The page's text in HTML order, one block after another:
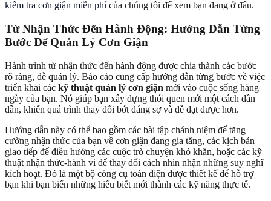
kiểm tra cơn giận miễn phícủa chúng tôi để xem bạn đang ở đâu.
Từ Nhận Thức Đến Hành Động: Hướng Dẫn Từng
Bước Để Quản Lý Cơn Giận
Hành trình từ nhận thức đến hành động được chia thành các bước
rõ ràng, dễ quản lý. Báo cáo cung cấp hướng dẫn từng bước về việc
triển khai các kỹ thuật quản lý cơn giận mới vào cuộc sống hàng
ngày của bạn. Nó giúp bạn xây dựng thói quen mới một cách dần
dần, khiến quá trình thay đổi bớt đáng sợ và dễ đạt được hơn.
Hướng dẫn này có thể bao gồm các bài tập chánh niệm để tăng
cường nhận thức của bạn về cơn giận đang gia tăng, các kịch bản
giao tiếp để điều hướng các cuộc trò chuyện khó khăn, hoặc các kỹ
thuật nhận thức-hành vi để thay đổi cách nhìn nhận những suy nghĩ
kích hoạt. Đó là một bộ công cụ toàn diện được thiết kế để hỗ trợ
bạn khi bạn biến những hiểu biết mới thành các kỹ năng thực tế.